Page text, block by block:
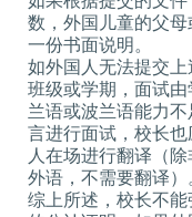
数，外国儿童的父
一份书面说明。
如外国人无法提交
班级或学期，面试
兰语或波兰语能力
言进行面试，校长
人在场进行翻译（
外语，不需要翻译）
综上所述，校长不